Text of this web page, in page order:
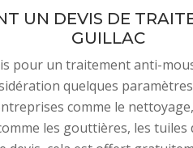
UN DEVIS DE
GUILLAC
pour un traitement anti-
quelques
comme le
les gouttières, les tuiles